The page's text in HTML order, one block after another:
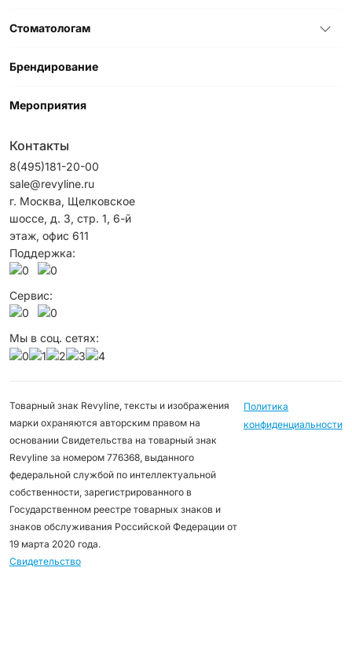
Стоматологам
Брендирование
Мероприятия
Контакты
8(495)181-20-00
sale@revyline.ru
г. Москва, Щелковское
шоссе, д. 3, стр. 1, 6-й
этаж, офис 611
Поддержка:
Сервис:
Мы в соц. сетях:
Товарный знак Revyline, тексты и изображения
марки охраняются авторским правом на
основании Свидетельства на товарный знак
Revyline за номером 776368, выданного
федеральной службой по интеллектуальной
собственности, зарегистрированного в
Государственном реестре товарных знаков и
знаков обслуживания Российской Федерации от
19 марта 2020 года.
Свидетельство
Политика
конфиденциальности